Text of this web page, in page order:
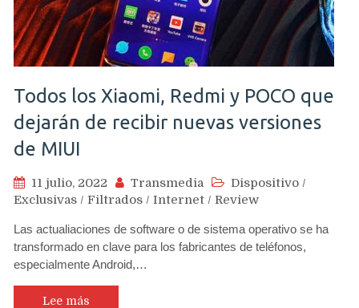
Todos los Xiaomi, Redmi y POCO que
dejarán de recibir nuevas versiones
de MIUI
11 julio, 2022 Transmedia Dispositivo /
Exclusivas / Filtrados / Internet / Review
Las actualiaciones de software o de sistema operativo se ha
transformado en clave para los fabricantes de teléfonos,
especialmente Android,…
Lee más